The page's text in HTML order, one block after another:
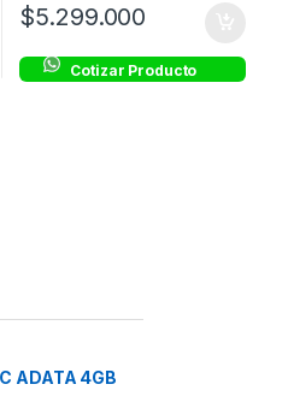
$5.299.000
Cotizar Producto
ADATA 4GB